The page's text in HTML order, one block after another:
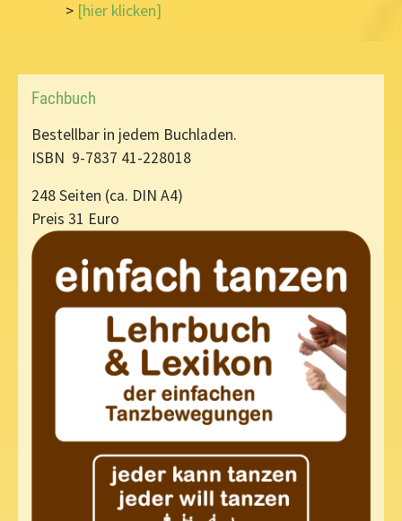
> [hier klicken]
Fachbuch
Bestellbar in jedem Buchladen.
ISBN 9-7837 41-228018
248 Seiten (ca. DIN A4)
Preis 31 Euro